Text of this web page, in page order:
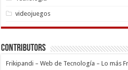
videojuegos
Contributors
Frikipandi – Web de Tecnología – Lo más